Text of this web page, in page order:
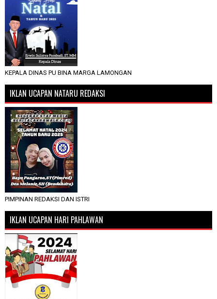
KEPALA DINAS PU BINA MARGA LAMONGAN
IKLAN UCAPAN NATARU REDAKSI
PIMPINAN REDAKSI DAN ISTRI
IKLAN UCAPAN HARI PAHLAWAN